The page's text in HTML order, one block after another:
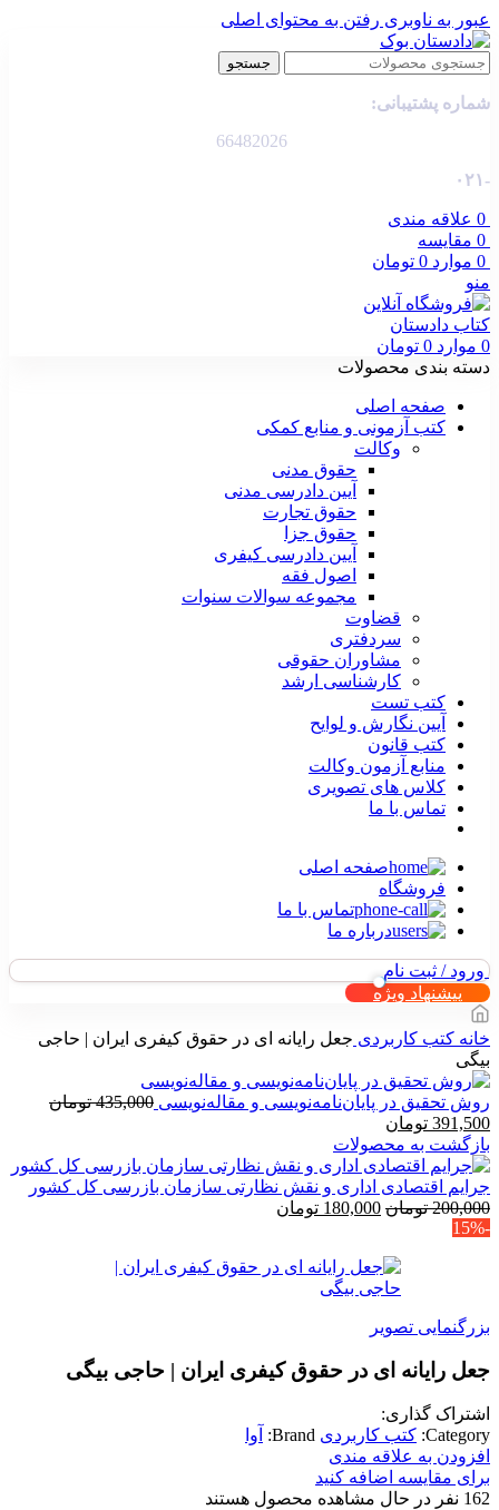
عبور به ناوبری رفتن به محتوای اصلی
جستجو
شماره پشتیبانی:
66482026
-۰۲۱
0 علاقه مندی
0 مقایسه
0 موارد 0 تومان
منو
0 موارد 0 تومان
دسته بندی محصولات
صفحه اصلی
کتب آزمونی و منابع کمکی
وکالت
حقوق مدنی
آیین دادرسی مدنی
حقوق تجارت
حقوق جزا
آیین دادرسی کیفری
اصول فقه
مجموعه سوالات سنوات
قضاوت
سردفتری
مشاوران حقوقی
کارشناسی ارشد
کتب تست
آیین نگارش و لوایح
کتب قانون
منابع آزمون وکالت
کلاس های تصویری
تماس با ما
صفحه اصلی
فروشگاه
تماس با ما
درباره ما
ورود / ثبت نام
پیشنهاد ویژه
خانه کتب کاربردی جعل رایانه ای در حقوق کیفری ایران | حاجی
بیگی
روش تحقیق در پایان‌نامه‌نویسی و مقاله‌نویسی 435,000 تومان
قیمت
اصلی
435,000 تومان
بود.
391,500 تومان
فعلی
391,500 تومان
است.
بازگشت به محصولات
جرایم اقتصادی اداری و نقش نظارتی سازمان بازرسی کل کشور
200,000 تومان قیمت
بود.
180,000 تومان
است.
-15%
بزرگنمایی تصویر
جعل رایانه ای در حقوق کیفری ایران | حاجی بیگی
اشتراک گذاری:
Category: کتب کاربردی Brand:
آوا
افزودن به علاقه مندی
برای مقایسه اضافه کنید
162 نفر در حال مشاهده محصول هستند